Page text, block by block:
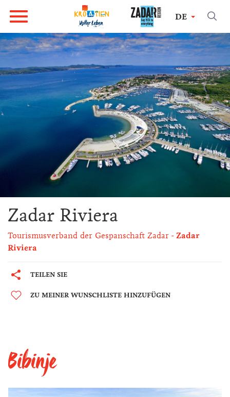
DE
Zadar Riviera
Tourismusverband der Gespanschaft Zadar
Zadar
Riviera
TEILEN SIE
ZU MEINER WUNSCHLISTE HINZUFÜGEN
Bibinje